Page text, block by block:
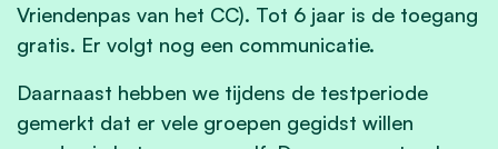
Vriendenpas van het CC). Tot 6 jaar is de toegang
gratis. Er volgt nog een communicatie.
Daarnaast hebben we tijdens de testperiode
gemerkt dat er vele groepen gegidst willen